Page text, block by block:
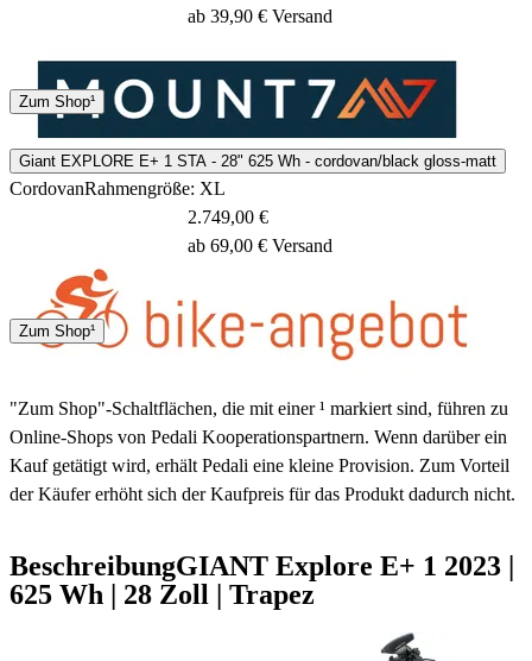
Spedition
2 - 4 Tage
ab 39,90 € Versand
Zum Shop¹
Giant EXPLORE E+ 1 STA - 28" 625 Wh - cordovan/black gloss-matt
CordovanRahmengröße: XL
Spedition
3 - 5 Tage
2.749,00 €
ab 69,00 € Versand
Zum Shop¹
"Zum Shop"-Schaltflächen, die mit einer ¹ markiert sind, führen zu
Online-Shops von Pedali Kooperationspartnern. Wenn darüber ein
Kauf getätigt wird, erhält Pedali eine kleine Provision. Zum Vorteil
der Käufer erhöht sich der Kaufpreis für das Produkt dadurch nicht.
BeschreibungGIANT Explore E+ 1 2023 |
625 Wh | 28 Zoll | Trapez